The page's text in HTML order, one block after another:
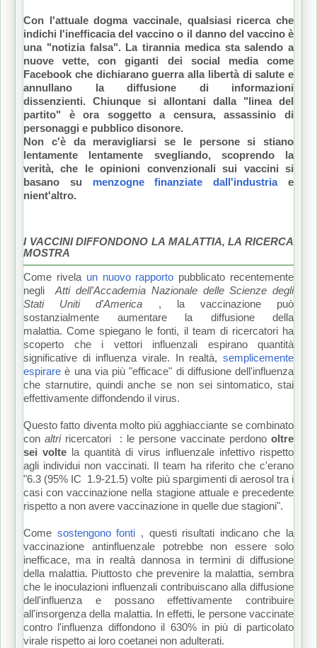
Con l'attuale dogma vaccinale, qualsiasi ricerca che
indichi l'inefficacia del vaccino o il danno del vaccino è
una "notizia falsa". La tirannia medica sta salendo a
nuove vette, con giganti dei social media come
Facebook che dichiarano guerra alla libertà di salute e
annullano la diffusione di informazioni
dissenzienti. Chiunque si allontani dalla "linea del
partito" è ora soggetto a censura, assassinio di
personaggi e pubblico disonore.
Non c'è da meravigliarsi se le persone si stiano
lentamente lentamente svegliando, scoprendo la
verità, che le opinioni convenzionali sui vaccini si
basano su menzogne ​​finanziate dall'industriae
nient'altro.
I VACCINI DIFFONDONO LA MALATTIA, LA RICERCA
MOSTRA
Come rivela un nuovo rapporto pubblicato recentemente
negliAtti dell'Accademia Nazionale delle Scienze degli
Stati Uniti d'America , la vaccinazione può
sostanzialmente aumentare la diffusione della
malattia.Come spiegano le fonti, il team di ricercatori ha
scoperto che i vettori influenzali espirano quantità
significative di influenza virale.
In realtà,semplicemente
espirare è una via più "efficace" di diffusione dell'influenza
che starnutire, quindi anche se non sei sintomatico, stai
effettivamente diffondendo il virus.
Questo fatto diventa molto più agghiacciante se combinato
con altriricercatori : le persone vaccinate perdono oltre
sei volte la quantità di virus influenzale infettivo rispetto
agli individui non vaccinati.
Il team ha riferito che c'erano
"6.3 (95% IC
1.9-21.5) volte più spargimenti di aerosol tra i
casi con vaccinazione nella stagione attuale e precedente
rispetto a non avere vaccinazione in quelle due stagioni".
Come sostengono fonti , questi risultati indicano che la
vaccinazione antinfluenzale potrebbe non essere solo
inefficace, ma in realtà dannosa in termini di diffusione
della malattia. Piuttosto che prevenire la malattia, sembra
che le inoculazioni influenzali contribuiscano alla diffusione
dell'influenza e possano effettivamente contribuire
all'insorgenza della malattia.
In effetti, le persone vaccinate
contro l'influenza diffondono il 630% in più di particolato
virale rispetto ai loro coetanei non adulterati.